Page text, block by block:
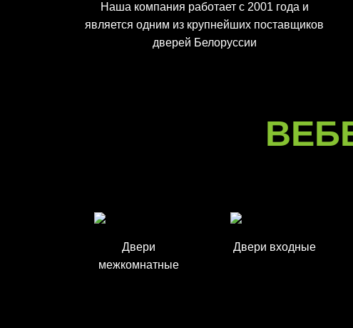
Наша компания работает с 2001 года и
является одним из крупнейших поставщиков
дверей Белоруссии
Двери
межкомнатные
Двери входные